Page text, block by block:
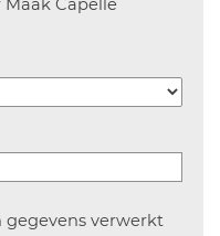
Capelle
om informatie over
verwerkt